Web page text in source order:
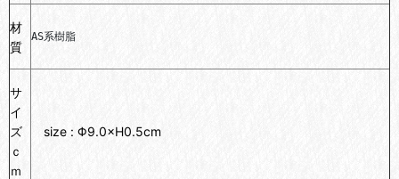
材
質
AS系樹脂
サ
イ
ズ
ｃ
ｍ
size : Φ9.0×H0.5cm